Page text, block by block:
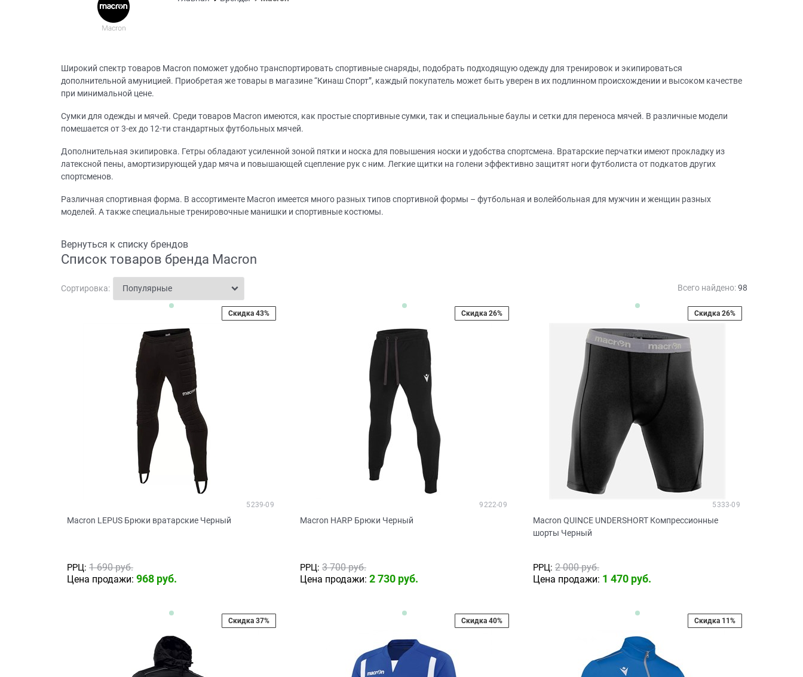
Широкий спектр товаров Macron поможет удобно транспортировать спортивные снаряды, подобрать подходящую одежду для тренировок и экипироваться
дополнительной амуницией. Приобретая же товары в магазине “Кинаш Спорт”, каждый покупатель может быть уверен в их подлинном происхождении и высоком качестве
при минимальной цене.
Сумки для одежды и мячей. Среди товаров Macron имеются, как простые спортивные сумки, так и специальные баулы и сетки для переноса мячей. В различные модели
помешается от 3-ех до 12-ти стандартных футбольных мячей.
Дополнительная экипировка. Гетры обладают усиленной зоной пятки и носка для повышения носки и удобства спортсмена. Вратарские перчатки имеют прокладку из
латексной пены, амортизирующей удар мяча и повышающей сцепление рук с ним. Легкие щитки на голени эффективно защитят ноги футболиста от подкатов других
спортсменов.
Различная спортивная форма. В ассортименте Macron имеется много разных типов спортивной формы – футбольная и волейбольная для мужчин и женщин разных
моделей. А также специальные тренировочные манишки и спортивные костюмы.
Вернуться к списку брендов
Список товаров бренда Macron
Сортировка: Всего найдено:98
Macron LEPUS Брюки вратарские Черный
5239-09
РРЦ: 1 690 руб.
Цена продажи: 968 руб.
Скидка 43%
Macron HARP Брюки Черный
9222-09
РРЦ: 3 700 руб.
Цена продажи: 2 730 руб.
Скидка 26%
Macron QUINCE UNDERSHORT Компрессионные
шорты Черный
5333-09
РРЦ: 2 000 руб.
Цена продажи: 1 470 руб.
Скидка 26%
Скидка 37% Скидка 40% Скидка 11%